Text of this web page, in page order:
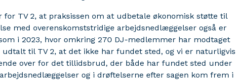
for TV 2, at praksissen om at udbetale økonomisk støtte til
med overenskomststridige arbejdsnedlæggelser også er
i 2023, hvor omkring 270 DJ-medlemmer har modtaget
til TV 2, at det ikke har fundet sted, og vi er naturligvis
over for det tillidsbrud, der både har fundet sted under
og i drøftelserne efter sagen kom frem i